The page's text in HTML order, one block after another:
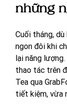
những
Cuối tháng,
ngon đôi khi
lại năng
thao tác trên
Tea qua
tiết kiệm, vừa